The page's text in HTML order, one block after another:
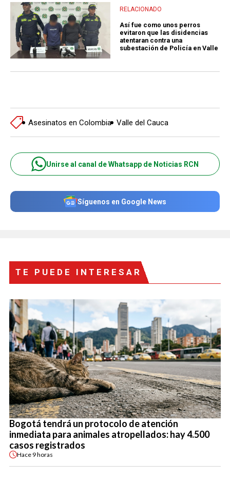
RELACIONADO
Así fue como unos perros
evitaron que las disidencias
atentaran contra una
subestación de Policía en Valle
Asesinatos en Colombia Valle del Cauca
Unirse al canal de Whatsapp de Noticias RCN
Síguenos en Google News
TE PUEDE INTERESAR
Bogotá tendrá un protocolo de atención
inmediata para animales atropellados: hay 4.500
casos registrados
Hace 9 horas